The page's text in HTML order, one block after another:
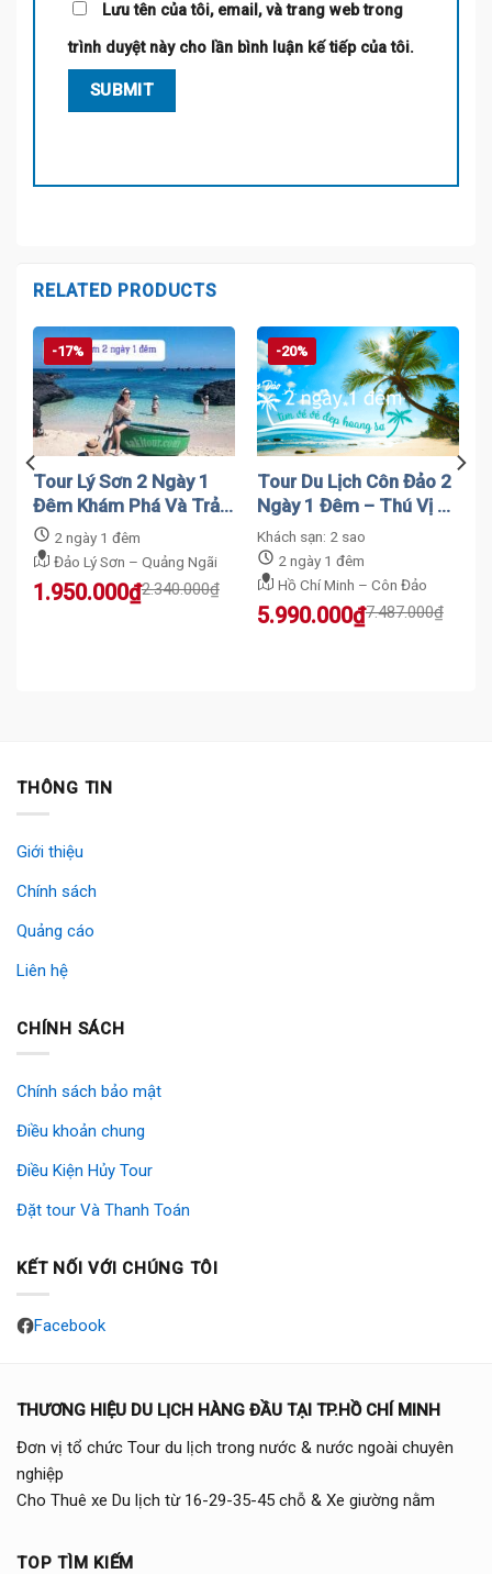
Lưu tên của tôi, email, và trang web trong
trình duyệt này cho lần bình luận kế tiếp của tôi.
RELATED PRODUCTS
-17%
Tour Lý Sơn 2 Ngày 1
Đêm Khám Phá Và Trải
Nghiệm Cho Kỳ Nghỉ
2 ngày 1 đêm
Đảo Lý Sơn – Quảng Ngãi
2.340.000₫
Original
1.950.000₫
Current
-20%
Tour Du Lịch Côn Đảo 2
Ngày 1 Đêm – Thú Vị Và
Hấp Dẫn
Khách sạn: 2 sao
2 ngày 1 đêm
Hồ Chí Minh – Côn Đảo
7.487.000₫
Original
5.990.000₫
Current
THÔNG TIN
Giới thiệu
Chính sách
Quảng cáo
Liên hệ
CHÍNH SÁCH
Chính sách bảo mật
Điều khoản chung
Điều Kiện Hủy Tour
Đặt tour Và Thanh Toán
KẾT NỐI VỚI CHÚNG TÔI
Facebook
THƯƠNG HIỆU DU LỊCH HÀNG ĐẦU TẠI TP.HỒ CHÍ MINH
Đơn vị tổ chức Tour du lịch trong nước & nước ngoài chuyên
nghiệp
Cho Thuê xe Du lịch từ 16-29-35-45 chỗ & Xe giường nằm
TOP TÌM KIẾM